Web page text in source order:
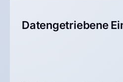
Datengetriebene